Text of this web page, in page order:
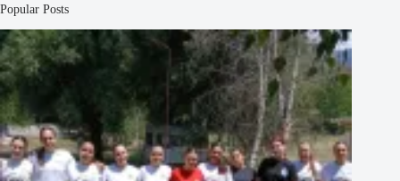
Popular Posts